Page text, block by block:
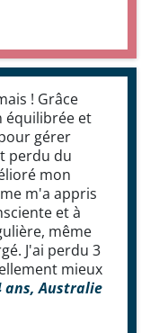
! Grâce
équilibrée et
gérer
perdu du
mon
m'a appris
et à
même
J'ai perdu 3
mieux
ans, Australie